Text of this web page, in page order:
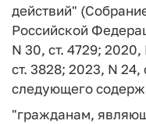
действий"
Российской
N 30, ст. 4729; 2020,
ст. 3828; 2023, N
следующего
"гражданам,